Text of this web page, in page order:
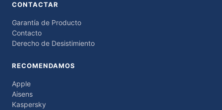
CONTACTAR
Garantía de Producto
Contacto
Derecho de Desistimiento
RECOMENDAMOS
Apple
Aisens
Kaspersky